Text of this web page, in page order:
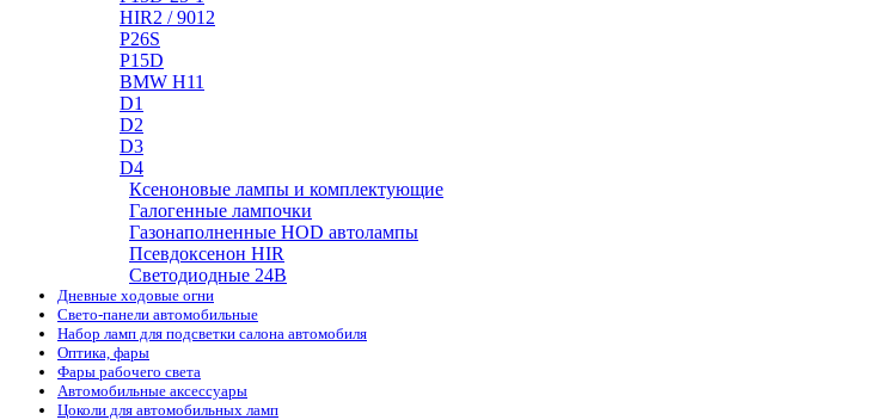
HIR2 / 9012
P26S
P15D
BMW H11
D1
D2
D3
D4
Ксеноновые лампы и комплектующие
Галогенные лампочки
Газонаполненные HOD автолампы
Псевдоксенон HIR
Cветодиодные 24B
Дневные ходовые огни
Свето-панели автомобильные
Набор ламп для подсветки салона автомобиля
Оптика, фары
Фары рабочего света
Автомобильные аксессуары
Цоколи для автомобильных ламп